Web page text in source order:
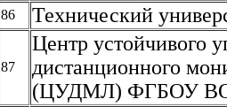
86 Технический
87
Центр устойчивого
дистанционного
(ЦУДМЛ) ФГБОУ